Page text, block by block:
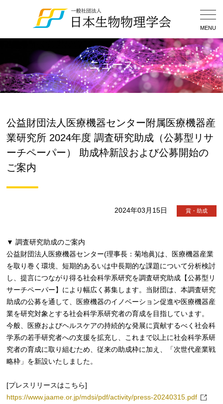
MENU
ニュース
公益財団法人医療機器センター附属医療機器産
業研究所 2024年度 調査研究助成（公募型リサ
ーチペーパー） 助成枠新設および公募開始の
ご案内
2024年03月15日 賞・助成
▼ 調査研究助成のご案内
公益財団法人医療機器センター(理事長：菊地眞)は、医療機器産業
を取り巻く環境、短期的あるいは中長期的な課題について分析検討
し、提言につながり得る社会科学系研究を調査研究助成【公募型リ
サーチペーパー】により幅広く募集します。当財団は、本調査研究
助成の公募を通して、医療機器のイノベーション促進や医療機器産
業を研究対象とする社会科学系研究者の育成を目指しています。
今般、医療およびヘルスケアの持続的な発展に貢献するべく社会科
学系の若手研究者への支援を拡充し、これまで以上に社会科学系研
究者の育成に取り組むため、従来の助成枠に加え、「次世代産業戦
略枠」を新設いたしました。
[プレスリリースはこちら]
https://www.jaame.or.jp/mdsi/pdf/activity/press-20240315.pdf